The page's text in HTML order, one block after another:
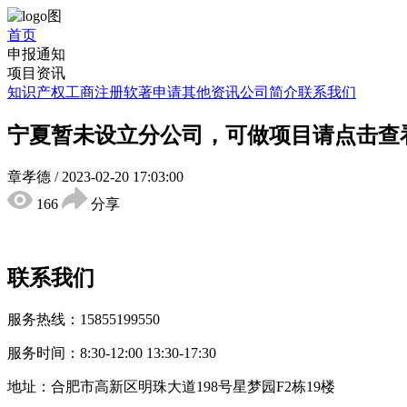
首页
申报通知
项目资讯
知识产权工商注册软著申请其他资讯公司简介联系我们
宁夏暂未设立分公司，可做项目请点击查
章孝德 / 2023-02-20 17:03:00
166
分享
联系我们
服务热线：15855199550
服务时间：8:30-12:00 13:30-17:30
地址：合肥市高新区明珠大道198号星梦园F2栋19楼